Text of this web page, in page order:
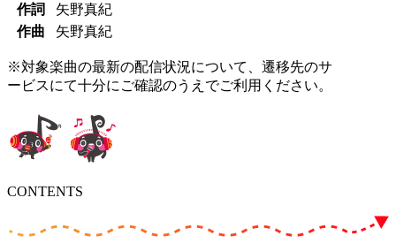
作詞
矢野真紀
作曲
矢野真紀
※対象楽曲の最新の配信状況について、遷移先のサ
ービスにて十分にご確認のうえでご利用ください。
CONTENTS